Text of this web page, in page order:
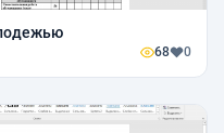
68 0